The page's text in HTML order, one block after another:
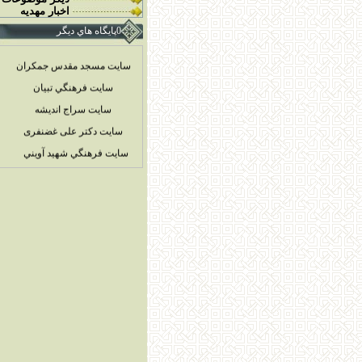
اخبار مهديه
0پايگاه هاي ديگر
سايت فرهنگي تبيان
سايت سراج انديشه
سایت دکتر علی غضنفری
سايت فرهنگي شهيد آويني